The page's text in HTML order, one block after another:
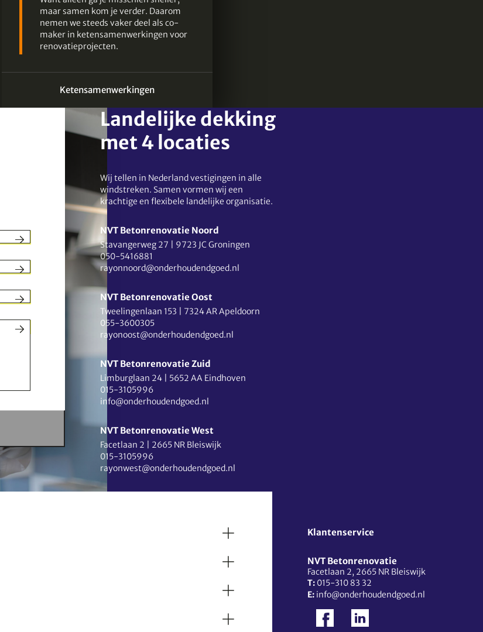
maar samen kom je verder. Daarom
nemen we steeds vaker deel als co-
maker in ketensamenwerkingen voor
renovatieprojecten.
Ketensamenwerkingen
Landelijke dekking
met 4 locaties
Wij tellen in Nederland vestigingen in alle
windstreken. Samen vormen wij een
krachtige en flexibele landelijke organisatie.
NVT Betonrenovatie Noord
Stavangerweg 27
9723 JC Groningen
050-5416881
rayonnoord@onderhoudendgoed.nl
NVT Betonrenovatie Oost
Tweelingenlaan 153
7324 AR Apeldoorn
055-3600305
rayonoost@onderhoudendgoed.nl
NVT Betonrenovatie Zuid
Limburglaan 24
5652 AA Eindhoven
015-3105996
info@onderhoudendgoed.nl
NVT Betonrenovatie West
Facetlaan 2
2665 NR Bleiswijk
015-3105996
rayonwest@onderhoudendgoed.nl
Klantenservice
NVT Betonrenovatie
Facetlaan 2, 2665 NR Bleiswijk
T: 015-310 83 32
E: info@onderhoudendgoed.nl